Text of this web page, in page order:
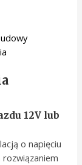
12V lub
o napięciu
rozwiązaniem